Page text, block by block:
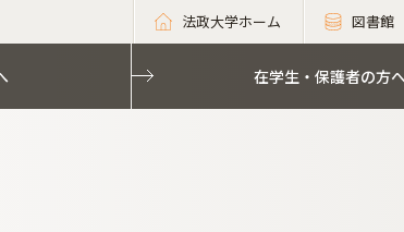
法政大学ホーム 図書館
在学生・保護者の方